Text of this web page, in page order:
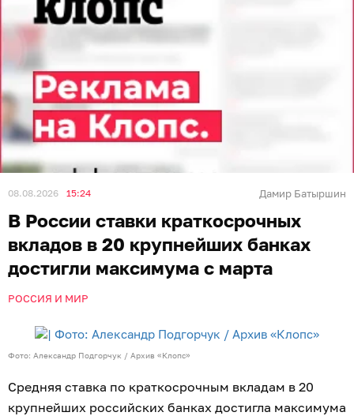
08.08.2026 15:24 Дамир Батыршин
В России ставки краткосрочных
вкладов в 20 крупнейших банках
достигли максимума с марта
РОССИЯ И МИР
Фото: Александр Подгорчук / Архив «Клопс»
Средняя ставка по краткосрочным вкладам в 20
крупнейших российских банках достигла максимума